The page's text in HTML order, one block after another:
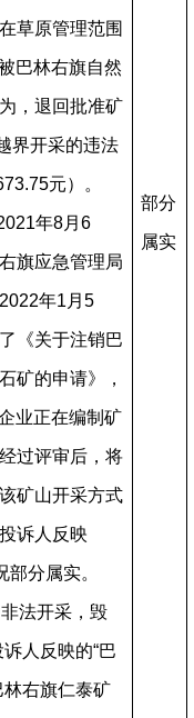
草原管理范围
巴林右旗自然
，退回批准矿
界开采的违法
元）。
年8月6
旗应急管理局
年1月5
《关于注销巴
矿的申请》，
业正在编制矿
过评审后，将
矿山开采方式
诉人反映
分属实。
法开采，毁
人反映的“巴
林右旗仁泰矿
部分
属实